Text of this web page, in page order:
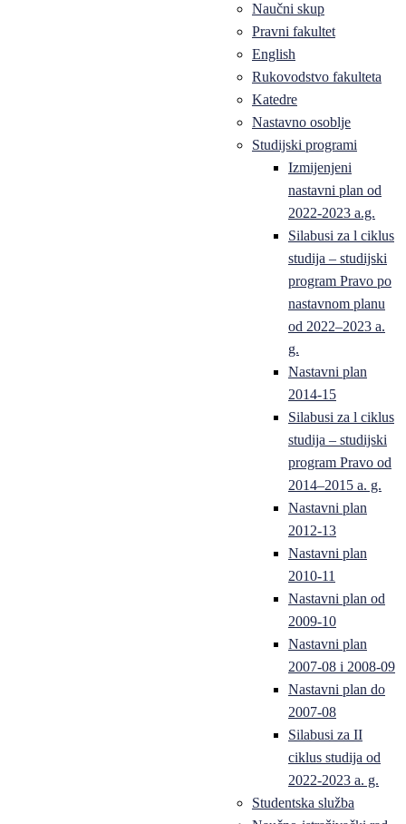
Naučni skup
Pravni fakultet
English
Rukovodstvo fakulteta
Katedre
Nastavno osoblje
Studijski programi
Izmijenjeni
nastavni plan od
2022-2023 a.g.
Silabusi za l ciklus
studija – studijski
program Pravo po
nastavnom planu
od 2022–2023 a.
g.
Nastavni plan
2014-15
Silabusi za l ciklus
studija – studijski
program Pravo od
2014–2015 a. g.
Nastavni plan
2012-13
Nastavni plan
2010-11
Nastavni plan od
2009-10
Nastavni plan
2007-08 i 2008-09
Nastavni plan do
2007-08
Silabusi za II
ciklus studija od
2022-2023 a. g.
Studentska služba